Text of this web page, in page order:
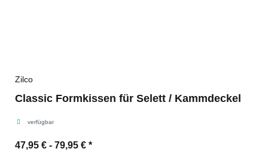
Zilco
Classic Formkissen für Selett / Kammdeckel
verfügbar
47,95 € - 79,95 € *